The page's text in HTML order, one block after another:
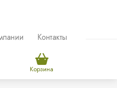
Контакты
Корзина